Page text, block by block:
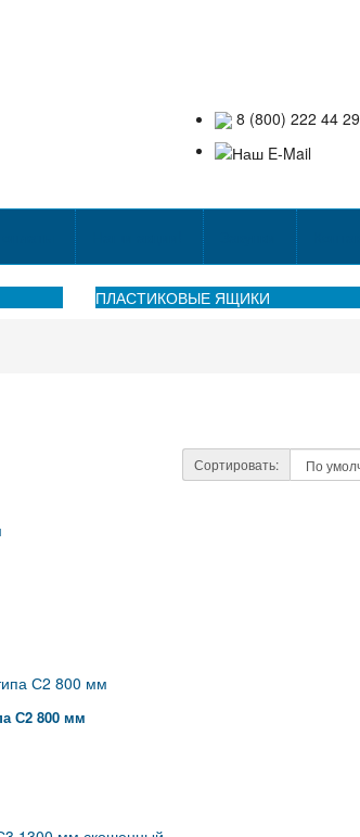
8 (800) 222 44 29
ПЛАСТИКОВЫЕ ЯЩИКИ
Сортировать:
С2 800 мм